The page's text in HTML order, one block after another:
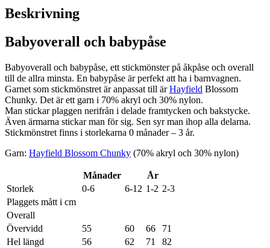
Beskrivning
Babyoverall och babypåse
Babyoverall och babypåse, ett stickmönster på åkpåse och overall
till de allra minsta. En babypåse är perfekt att ha i barnvagnen.
Garnet som stickmönstret är anpassat till ärHayfield Blossom
Chunky. Det är ett garn i 70% akryl och 30% nylon.
Man stickar plaggen nerifrån i delade framtycken och bakstycke.
Även ärmarna stickar man för sig. Sen syr man ihop alla delarna.
Stickmönstret finns i storlekarna 0 månader – 3 år.
Garn: Hayfield Blossom Chunky (70% akryl och 30% nylon)
Månader
År
Storlek
0-6 6-12 1-2 2-3
Plaggets mått i cm
Overall
Övervidd
55 60 66
71
Hel längd
56 62 71
82